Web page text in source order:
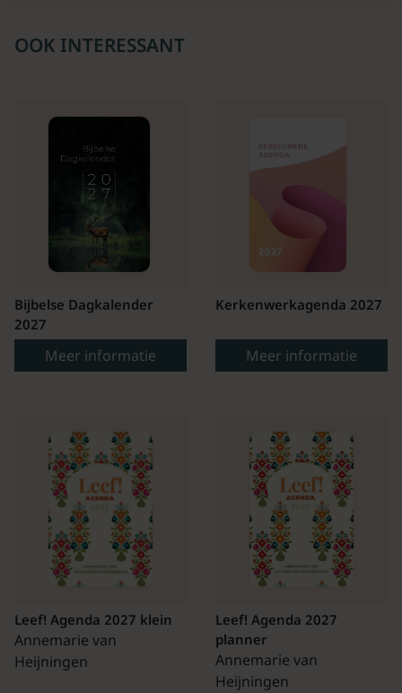
OOK INTERESSANT
Bijbelse Dagkalender
2027
Meer informatie
Kerkenwerkagenda 2027
Meer informatie
Leef! Agenda 2027 klein
Annemarie van
Heijningen
Leef! Agenda 2027
planner
Annemarie van
Heijningen